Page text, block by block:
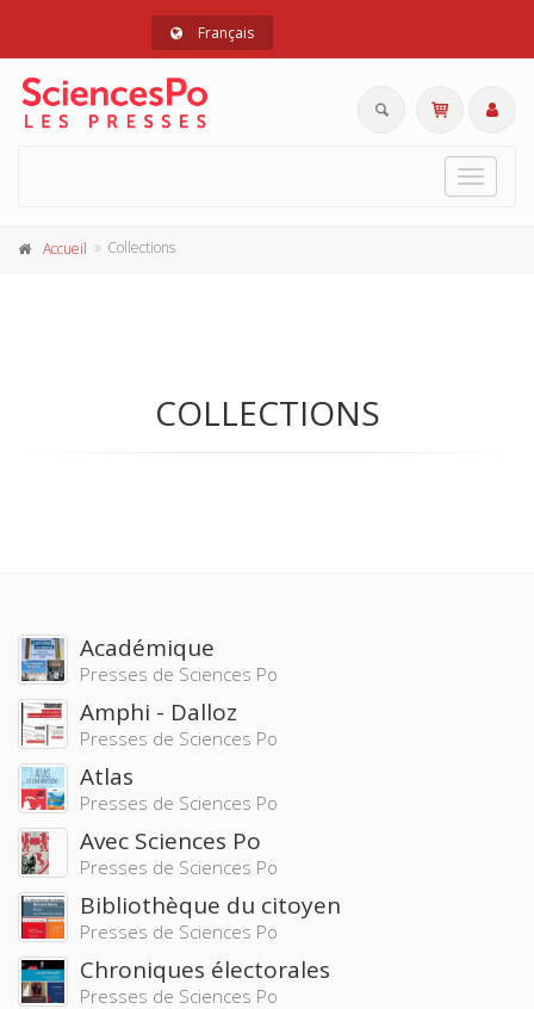
Français
Toggle
Accueil Collections
COLLECTIONS
Académique
Presses de Sciences Po
Amphi - Dalloz
Presses de Sciences Po
Atlas
Presses de Sciences Po
Avec Sciences Po
Presses de Sciences Po
Bibliothèque du citoyen
Presses de Sciences Po
Chroniques électorales
Presses de Sciences Po